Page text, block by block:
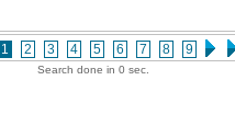
1 2 3 4 5 6 7 8 9
Search done in 0 sec.